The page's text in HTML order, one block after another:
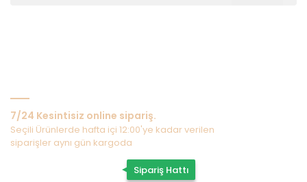
7/24 Kesintisiz online sipariş.
Seçili Ürünlerde hafta içi 12:00'ye kadar verilen
siparişler aynı gün kargoda
Sipariş Hattı